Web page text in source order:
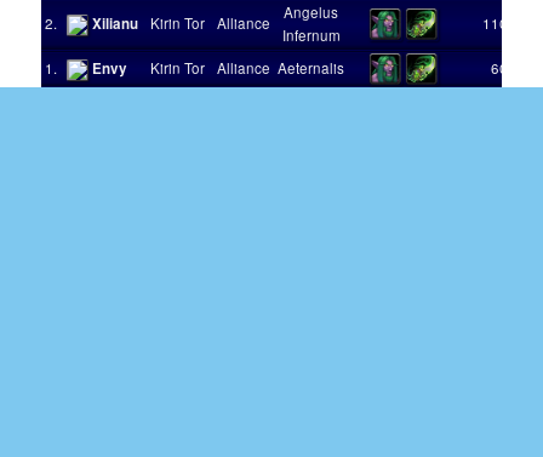
2. Xilianu Kirin Tor Alliance
Angelus
Infernum
110
1. Envy Kirin Tor Alliance Aeternalis 60